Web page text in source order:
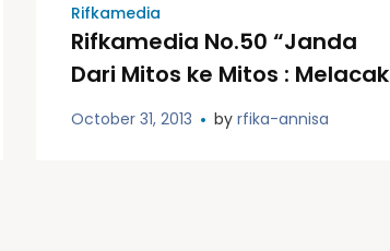
Rifkamedia
Rifkamedia No.50 “Janda
Dari Mitos ke Mitos : Melacak
Akar Kekerasan dan Jalan
Keluar Dari Kelindannya”
October 31, 2013 by rfika-annisa